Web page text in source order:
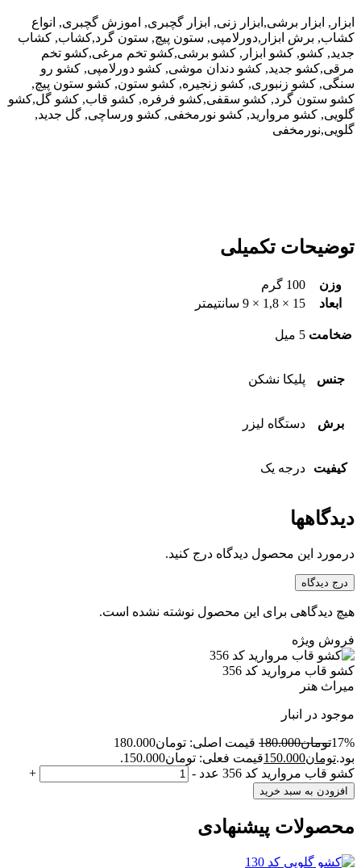
ابزار, ابزار برشی,ابزار زنی, ابزار گچبری, اموزش گچبری, انواع
کشاب, برش ابزار,دورلامپی, ستون پیچ, ستون گرد,کشاب, کشاب
جدید, کشو, کشو ابزار, کشو برشی,کشو تخم مرغی,کشو تخم
مرقی,کشو جدید, کشو دندان موشی, کشو دورلامپی, کشو رو
سنگی, کشو زنبوری, کشو زنجیره, کشو ستون, کشو ستون پیچ,
کشو ستون گرد, کشو سقفی,کشو فرفره, کشو قاب, کشو گل,کشو
گلویی, کشو مروارید, کشو نورمخفی, کشو ورساچی, گل جدید,
گلویی,نورمخفی
توضیحات تکمیلی
وزن
100 گرم
ابعاد
15 × 1,8 × 9 سانتیمتر
ضخامت 5 میل
جنس پلیکا نشکن
برش دستگاه لیزر
کیفیت درجه یک
دیدگاهها
درمورد این محصول دیدگاه درج کنید.
درج دیدگاه
هیچ دیدگاهی برای این محصول نوشته نشده است.
فروش ویژه
کشو قاب مروارید کد 356
میراث هنر
موجود در انبار
17%تومان180.000
قیمت اصلی: تومان180.000
بود.تومان150.000قیمت فعلی: تومان150.000.
کشو قاب مروارید کد 356 عدد
-
+
افزودن به سبد خرید
محصولات پیشنهادی